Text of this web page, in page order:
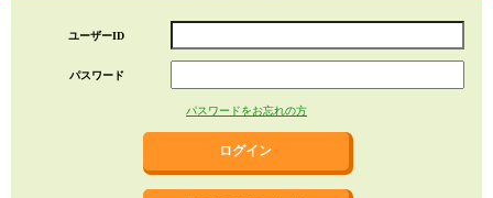
ユーザーID
パスワード
パスワードをお忘れの方